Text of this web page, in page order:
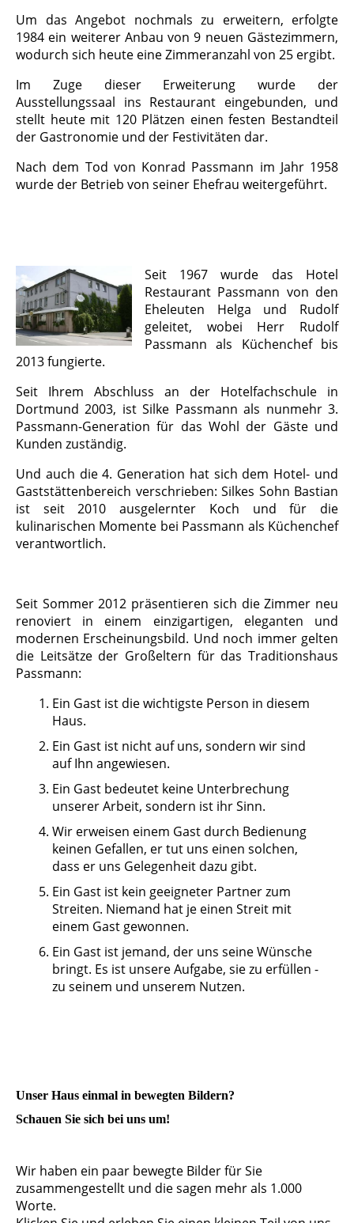
Um das Angebot nochmals zu erweitern, erfolgte
1984 ein weiterer Anbau von 9 neuen Gästezimmern,
wodurch sich heute eine Zimmeranzahl von 25 ergibt.
Im Zuge dieser Erweiterung wurde der
Ausstellungssaal ins Restaurant eingebunden, und
stellt heute mit 120 Plätzen einen festen Bestandteil
der Gastronomie und der Festivitäten dar.
Nach dem Tod von Konrad Passmann im Jahr 1958
wurde der Betrieb von seiner Ehefrau weitergeführt.
Seit 1967 wurde das Hotel
Restaurant Passmann von den
Eheleuten Helga und Rudolf
geleitet, wobei Herr Rudolf
Passmann als Küchenchef bis
2013 fungierte.
Seit Ihrem Abschluss an der Hotelfachschule in
Dortmund 2003, ist Silke Passmann als nunmehr 3.
Passmann-Generation für das Wohl der Gäste und
Kunden zuständig.
Und auch die 4. Generation hat sich dem Hotel- und
Gaststättenbereich verschrieben: Silkes Sohn Bastian
ist seit 2010 ausgelernter Koch und für die
kulinarischen Momente bei Passmann als Küchenchef
verantwortlich.
Seit Sommer 2012 präsentieren sich die Zimmer neu
renoviert in einem einzigartigen, eleganten und
modernen Erscheinungsbild. Und noch immer gelten
die Leitsätze der Großeltern für das Traditionshaus
Passmann:
Ein Gast ist die wichtigste Person in diesem
Haus.
Ein Gast ist nicht auf uns, sondern wir sind
auf Ihn angewiesen.
Ein Gast bedeutet keine Unterbrechung
unserer Arbeit, sondern ist ihr Sinn.
Wir erweisen einem Gast durch Bedienung
keinen Gefallen, er tut uns einen solchen,
dass er uns Gelegenheit dazu gibt.
Ein Gast ist kein geeigneter Partner zum
Streiten. Niemand hat je einen Streit mit
einem Gast gewonnen.
Ein Gast ist jemand, der uns seine Wünsche
bringt. Es ist unsere Aufgabe, sie zu erfüllen -
zu seinem und unserem Nutzen.
Unser Haus einmal in bewegten Bildern?
Schauen Sie sich bei uns um!
Wir haben ein paar bewegte Bilder für Sie
zusammengestellt und die sagen mehr als 1.000
Worte.